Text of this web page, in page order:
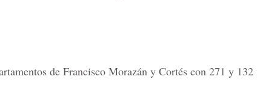
de Francisco Morazán y Cortés con 271 y 132